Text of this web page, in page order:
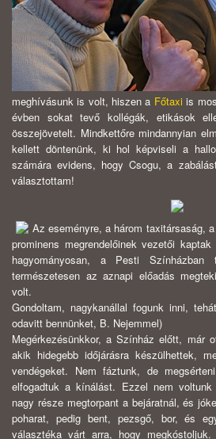
meghívásunk is volt, hiszen a Főtaxi is
évben sokat tevő kollégák, etikások
összejövetelt. Mindkettőre mindannyian
kellett döntenünk, ki hol képviseli a
számára evidens, hogy Csogu, a
választottam!
Az eseményre, a három taxitársaság,
prominens megrendelőinek vezetői
hagyományosan, a Pesti Színházban
természetesen az aznapi előadás
volt.
Gondoltam, nagykanállal fogunk inni,
odavitt bennünket, B. Nejemmel)
Megérkezésünkkor, a Színház előtt, már
akik hidegebb időjárásra készülhettek,
vendégeket. Nem fáztunk, de
elfogadtuk a kínálást. Ezzel nem
nagy része megtorpant a bejáratnál, és
poharat, pedig bent, pezsgő, bor, és
választéka várt arra, hogy megkóstoljuk.